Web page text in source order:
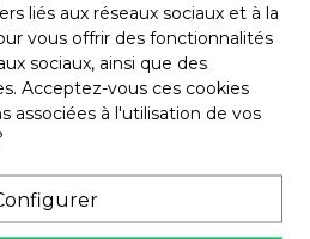
04 66 61 63 44
14 JOURS !
liés aux réseaux sociaux et à la
vous offrir des fonctionnalités
sociaux, ainsi que des
Acceptez-vous ces cookies
associées à l'utilisation de vos